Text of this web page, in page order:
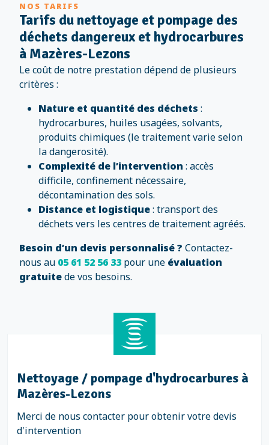
NOS TARIFS
Tarifs du nettoyage et pompage des
déchets dangereux et hydrocarbures
à Mazères-Lezons
Le coût de notre prestation dépend de plusieurs
critères :
Nature et quantité des déchets :
hydrocarbures, huiles usagées, solvants,
produits chimiques (le traitement varie selon
la dangerosité).
Complexité de l’intervention : accès
difficile, confinement nécessaire,
décontamination des sols.
Distance et logistique: transport des
déchets vers les centres de traitement agréés.
Besoin d’un devis personnalisé ? Contactez-
nous au 05 61 52 56 33 pour une évaluation
gratuitede vos besoins.
Nettoyage / pompage d'hydrocarbures à
Mazères-Lezons
Merci de nous contacter pour obtenir votre devis
d'intervention